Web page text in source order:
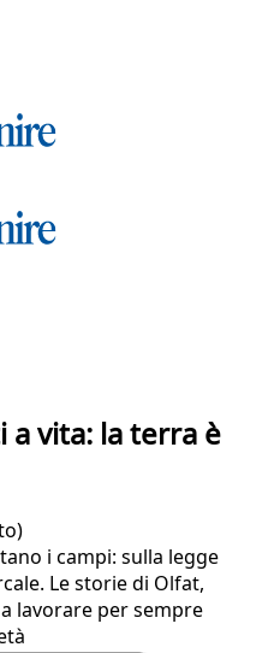
vita: la terra è
i campi: sulla legge
Le storie di Olfat,
lavorare per sempre